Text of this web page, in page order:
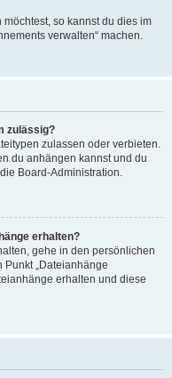
so kannst du dies im
verwalten“ machen.
zulässig?
zulassen oder verbieten.
du anhängen kannst und du
Board-Administration.
erhalten?
gehe in den persönlichen
Punkt „Dateianhänge
erhalten und diese